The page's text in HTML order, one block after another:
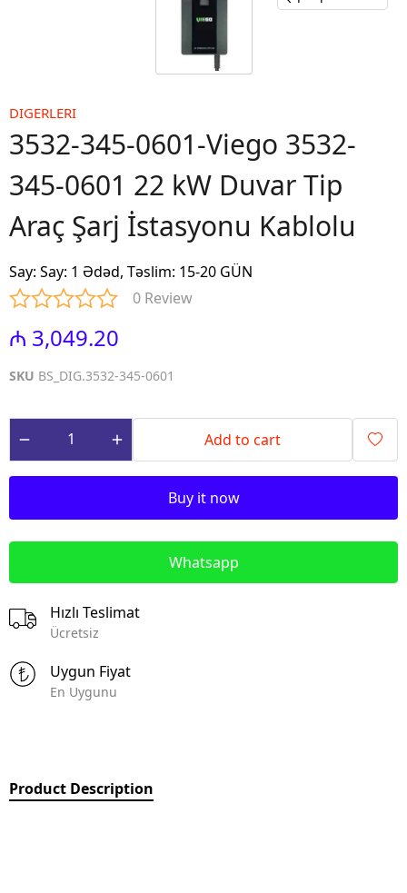
DIGERLERI
3532-345-0601-Viego 3532-
345-0601 22 kW Duvar Tip
Araç Şarj İstasyonu Kablolu
Say: Say: 1 Ədəd, Təslim: 15-20 GÜN
0 Review
₼ 3,049.20
SKU BS_DIG.3532-345-0601
Add to cart
Buy it now
Whatsapp
Hızlı Teslimat
Ücretsiz
Uygun Fiyat
En Uygunu
Product Description